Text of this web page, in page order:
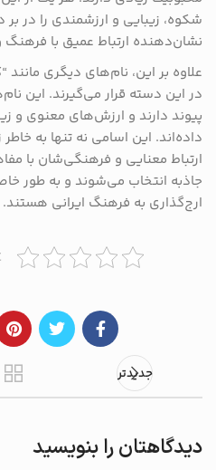
شکوه، زیبایی و ارزشمندی را در بر
نشان‌دهنده ارتباط عمیق با فرهنگ
علاوه بر این، نام‌های دیگری مانند
در این دسته قرار می‌گیرند. این
پیوند دارند و ارزش‌های معنوی و
داده‌اند. این اسامی نه تنها به
ارتباط معنایی و فرهنگی‌شان با
جاذبه انتخاب می‌شوند و به طور
ارج‌گذاری به فرهنگ ایرانی هستند.
جدیدتر
دیدگاهتان را بنویسید